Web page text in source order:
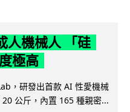
人機械人 「硅
極高
，研發出首款 AI 性愛機械
公斤，內置 165 種親密...